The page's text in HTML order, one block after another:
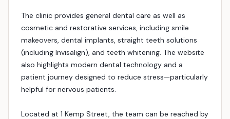
The clinic provides general dental care as well as
cosmetic and restorative services, including smile
makeovers, dental implants, straight teeth solutions
(including Invisalign), and teeth whitening. The website
also highlights modern dental technology and a
patient journey designed to reduce stress—particularly
helpful for nervous patients.
Located at 1 Kemp Street, the team can be reached by